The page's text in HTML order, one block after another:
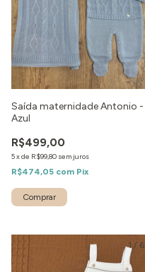
Saída maternidade Antonio -
Azul
R$499,00
5xde R$99,80 sem juros
R$474,05 com Pix
Comprar
1 / 6